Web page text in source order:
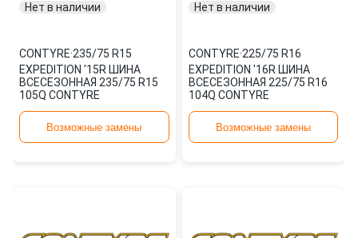
Нет в наличии
CONTYRE·235/75 R15
EXPEDITION '15R ШИНА
ВСЕСЕЗОННАЯ 235/75 R15
105Q CONTYRE
Возможные замены
Нет в наличии
CONTYRE·225/75 R16
EXPEDITION '16R ШИНА
ВСЕСЕЗОННАЯ 225/75 R16
104Q CONTYRE
Возможные замены